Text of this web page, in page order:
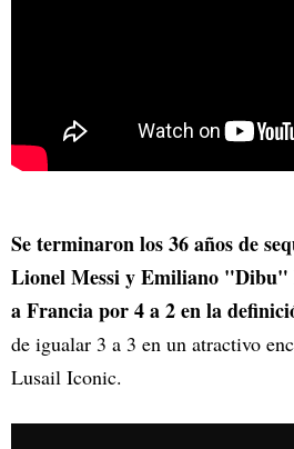
Se terminaron los 36 años de
Lionel Messi y Emiliano "Dibu"
a Francia por 4 a 2 en la
de igualar 3 a 3 en un atractivo
Lusail Iconic.